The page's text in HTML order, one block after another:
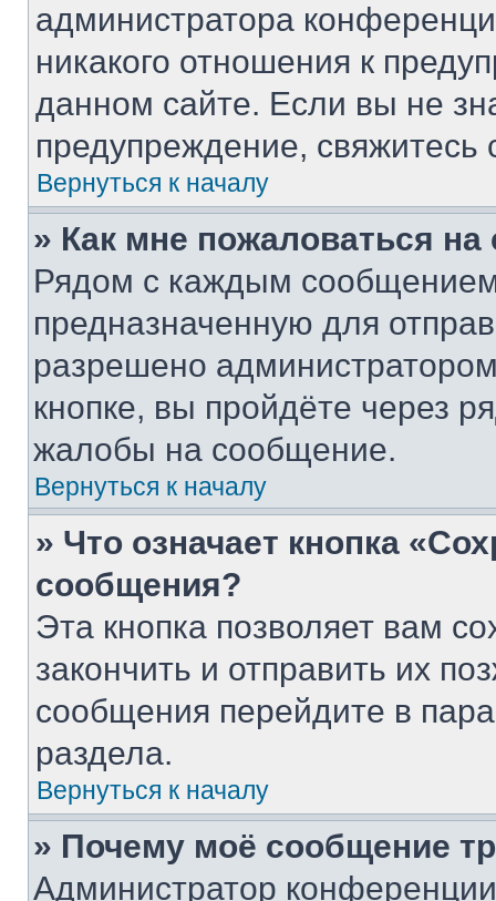
администратора
никакого отношения к
данном сайте. Если вы не
предупреждение,
Вернуться к началу
» Как мне пожаловаться
Рядом с каждым сообщением
предназначенную для
разрешено
кнопке, вы пройдёте через
жалобы на сообщение.
Вернуться к началу
» Что означает кнопка
сообщения?
Эта кнопка позволяет вам
закончить и отправить их
сообщения перейдите в
раздела.
Вернуться к началу
» Почему моё сообщение
Администратор